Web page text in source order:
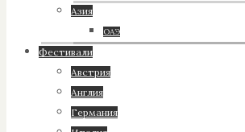
Азия
ОАЭ
Фестивали
Австрия
Англия
Германия